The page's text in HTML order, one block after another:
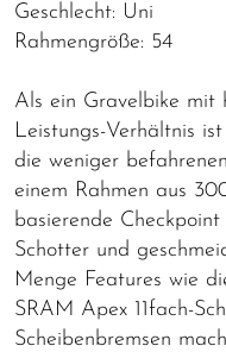
Geschlecht: Uni
Rahmengröße: 54
Als ein Gravelbike mit
Leistungs-Verhältnis
die weniger
einem Rahmen aus
basierende
Schotter und
Menge Features wie
SRAM Apex 11fach-
Scheibenbremsen